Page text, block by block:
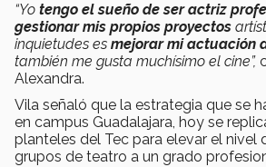
“Yo tengo el sueño de ser actriz
gestionar mis propios proyectos
inquietudes es mejorar mi actuación
también me gusta muchísimo el cine”,
Alexandra.
Vila señaló que la estrategia que se
en campus Guadalajara, hoy se
planteles del Tec para elevar el nivel
grupos de teatro a un grado